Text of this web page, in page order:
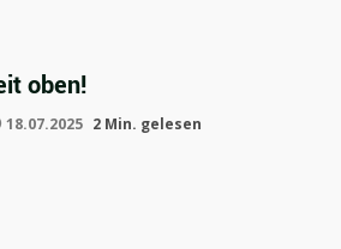
oben!
18.07.2025 2 Min. gelesen